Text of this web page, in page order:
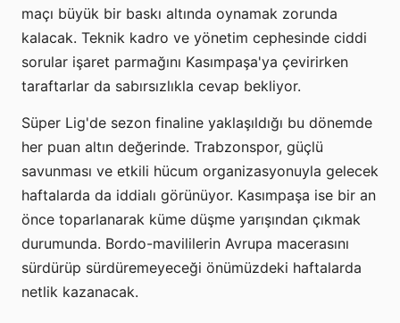
maçı büyük bir baskı altında oynamak zorunda
kalacak. Teknik kadro ve yönetim cephesinde ciddi
sorular işaret parmağını Kasımpaşa'ya çevirirken
taraftarlar da sabırsızlıkla cevap bekliyor.
Süper Lig'de sezon finaline yaklaşıldığı bu dönemde
her puan altın değerinde. Trabzonspor, güçlü
savunması ve etkili hücum organizasyonuyla gelecek
haftalarda da iddialı görünüyor. Kasımpaşa ise bir an
önce toparlanarak küme düşme yarışından çıkmak
durumunda. Bordo-mavililerin Avrupa macerasını
sürdürüp sürdüremeyeceği önümüzdeki haftalarda
netlik kazanacak.